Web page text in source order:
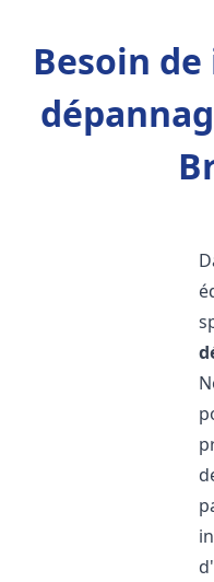
Besoin